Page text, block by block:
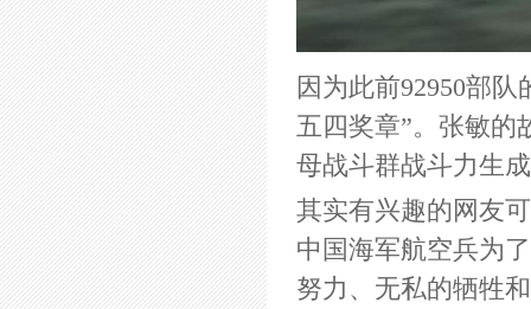
因为此前92950部
五四奖章”。张敏的
母战斗群战斗力生
其实有兴趣的网友
中国海军航空兵为
努力、无私的牺牲